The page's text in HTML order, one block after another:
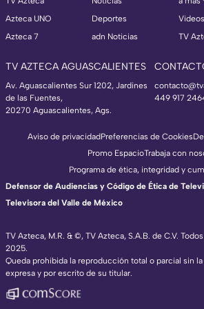
Azteca UNO
Azteca 7
Deportes
adn Noticias
Videos
TV
TV AZTECA AGUASCALIENTES
Av. Aguascalientes Sur 1202, Jardines
de las Fuentes,
20270 Aguascalientes, Ags.
449 917
TV Azteca, M.R. & ©, TV Azteca, S.A.B. de C.V.
2025.
Queda prohibida la reproducción total o parcial sin
expresa y por escrito de su titular.
Aviso de privacidadPreferencias de Cookies
Promo EspacioTrabaja con
Programa de ética, integridad y
Defensor de Audiencias y Código de Ética de
Televisora del Valle de México